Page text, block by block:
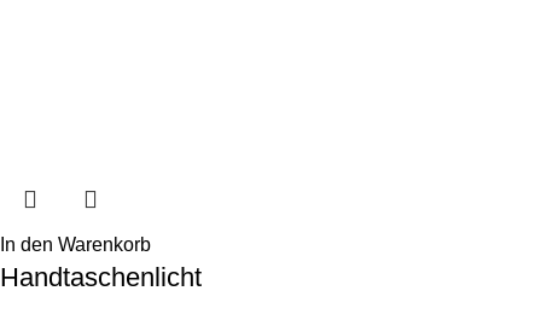
In den Warenkorb
Handtaschenlicht